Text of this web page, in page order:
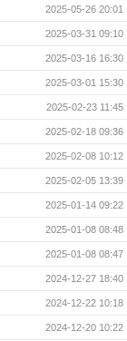
2025-05-26 20:01
2025-03-31 09:10
2025-03-16 16:30
2025-03-01 15:30
2025-02-23 11:45
2025-02-18 09:36
2025-02-08 10:12
2025-02-05 13:39
2025-01-14 09:22
2025-01-08 08:48
2025-01-08 08:47
2024-12-27 18:40
2024-12-22 10:18
2024-12-20 10:22